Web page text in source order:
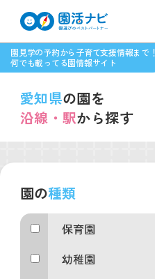
園見学の予約から子育て支援情報まで！
何でも載ってる園情報サイト
愛知県の園を
沿線・駅から探す
園の種類
保育園
幼稚園